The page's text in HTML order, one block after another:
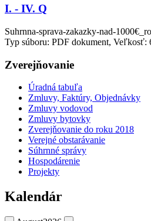
I. - IV. Q
Suhrnna-sprava-zakazky-nad-
Typ súboru: PDF dokument, Veľkosť:
Zverejňovanie
Úradná tabuľa
Zmluvy, Faktúry, Objednávky
Zmluvy vodovod
Zmluvy bytovky
Zverejňovanie do roku 2018
Verejné obstarávanie
Súhrnné správy
Hospodárenie
Projekty
Kalendár